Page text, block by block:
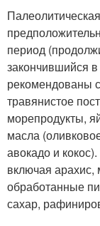
период
закончившийся
рекомендованы
травянистое
морепродукты,
масла
авокадо и
включая
обработанные
сахар,